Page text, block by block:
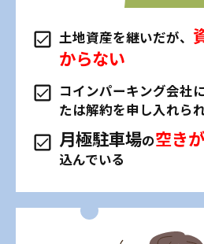
土地資産を継いだが、
からない
コインパーキング会社に
たは解約を申し入れら
月極駐車場の空き
込んでいる